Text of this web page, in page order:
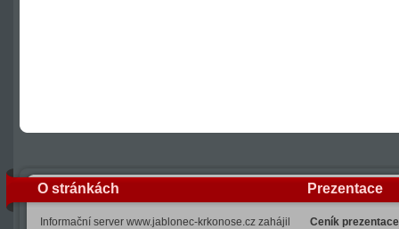
O stránkách
Informační server www.jablonec-krkonose.cz zahájil
Prezentace
Ceník